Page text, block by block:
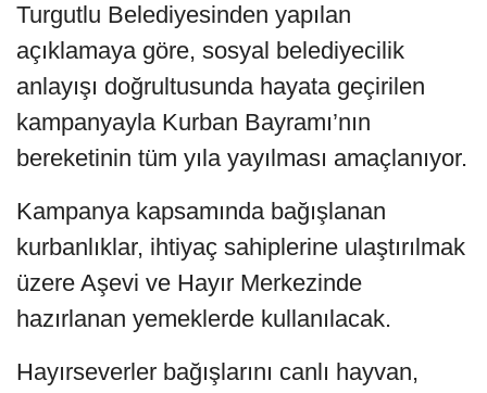
Turgutlu Belediyesinden yapılan
açıklamaya göre, sosyal belediyecilik
anlayışı doğrultusunda hayata geçirilen
kampanyayla Kurban Bayramı’nın
bereketinin tüm yıla yayılması amaçlanıyor.
Kampanya kapsamında bağışlanan
kurbanlıklar, ihtiyaç sahiplerine ulaştırılmak
üzere Aşevi ve Hayır Merkezinde
hazırlanan yemeklerde kullanılacak.
Hayırseverler bağışlarını canlı hayvan,